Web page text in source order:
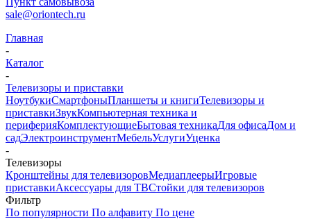
sale@oriontech.ru
Главная
-
Каталог
-
Телевизоры и приставки
НоутбукиСмартфоныПланшеты и книгиТелевизоры и
приставкиЗвукКомпьютерная техника и
периферияКомплектующиеБытовая техникаДля офисаДом и
садЭлектроинструментМебельУслугиУценка
-
Телевизоры
Кронштейны для телевизоровМедиаплеерыИгровые
приставкиАксессуары для ТВСтойки для телевизоров
Фильтр
По популярности По алфавиту По цене